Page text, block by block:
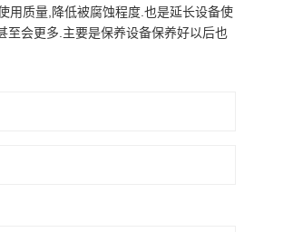
用质量,降低被腐蚀程度.也是延长设备使
至会更多.主要是保养设备保养好以后也